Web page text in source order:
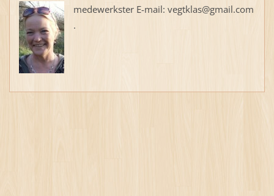
medewerkster E-mail: vegtklas@gmail.com
.